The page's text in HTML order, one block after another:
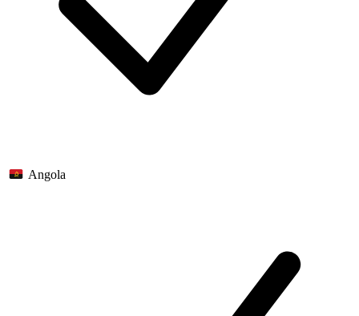
Angola